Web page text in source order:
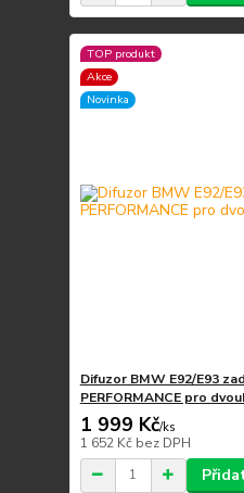
TOP produkt
Akce
Novinka
Difuzor BMW E92/E93
PERFORMANCE pro
1 999 Kč/ks
1 652 Kč bez DPH